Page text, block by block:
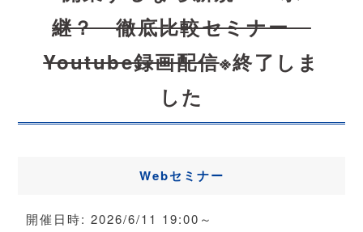
継？ 徹底比較セミナー
Youtube録画配信※終了しま
した
Webセミナー
開催日時:2026/6/11 19:00～